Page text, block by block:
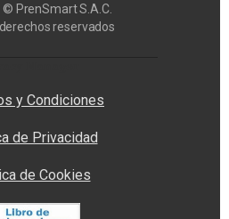
PrenSmart S.A.C.
reservados
y Condiciones
de Privacidad
de Cookies